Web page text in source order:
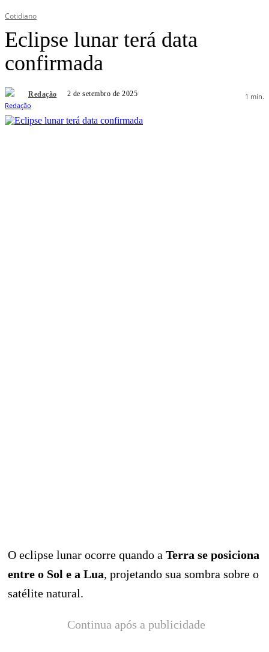
Cotidiano
Eclipse lunar terá data
confirmada
Redação 2 de setembro de 2025 1 min.
O eclipse lunar ocorre quando a Terra se posiciona
entre o Sol e a Lua, projetando sua sombra sobre o
satélite natural.
Continua após a publicidade